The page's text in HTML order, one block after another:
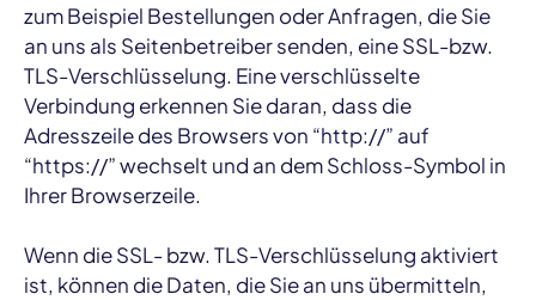
zum Beispiel Bestellungen oder Anfragen, die Sie
an uns als Seitenbetreiber senden, eine SSL-bzw.
TLS-Verschlüsselung. Eine verschlüsselte
Verbindung erkennen Sie daran, dass die
Adresszeile des Browsers von “http://” auf
“https://” wechselt und an dem Schloss-Symbol in
Ihrer Browserzeile.
Wenn die SSL- bzw. TLS-Verschlüsselung aktiviert
ist, können die Daten, die Sie an uns übermitteln,